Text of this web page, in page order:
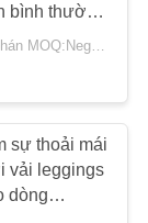
chế
bình thường
rắn
Có thể đàm phán MOQ:Negotiable
sự thoải mái
vải leggings
dòng